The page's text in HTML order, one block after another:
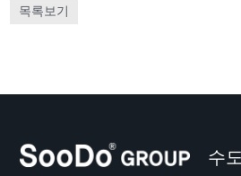
목록보기
수